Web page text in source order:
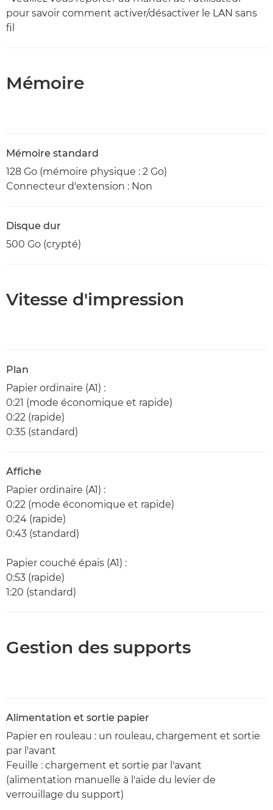
pour savoir comment activer/désactiver le LAN sans
fil
Mémoire
Mémoire standard
128 Go (mémoire physique : 2 Go)
Connecteur d'extension : Non
Disque dur
500 Go (crypté)
Vitesse d'impression
Plan
Papier ordinaire (A1) :
0:21 (mode économique et rapide)
0:22 (rapide)
0:35 (standard)
Affiche
Papier ordinaire (A1) :
0:22 (mode économique et rapide)
0:24 (rapide)
0:43 (standard)
Papier couché épais (A1) :
0:53 (rapide)
1:20 (standard)
Gestion des supports
Alimentation et sortie papier
Papier en rouleau : un rouleau, chargement et sortie
par l'avant
Feuille : chargement et sortie par l'avant
(alimentation manuelle à l'aide du levier de
verrouillage du support)